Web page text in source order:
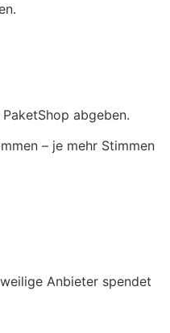
abgeben.
– je mehr Stimmen
Anbieter spendet